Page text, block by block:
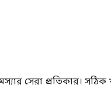
সেরা প্রতিকার। সঠিক